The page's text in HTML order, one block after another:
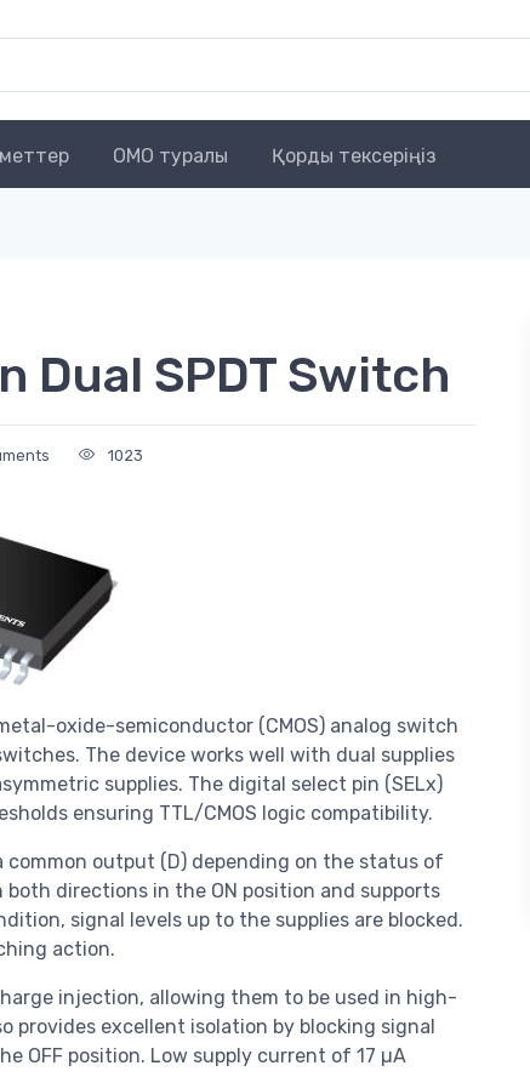
OMO туралы Қорды тексеріңіз
Dual SPDT Switch
1023
oxide-semiconductor (CMOS) analog switch
The device works well with dual supplies
supplies. The digital select pin (SELx)
ensuring TTL/CMOS logic compatibility.
common output (D) depending on the status of
directions in the ON position and supports
signal levels up to the supplies are blocked.
action.
injection, allowing them to be used in high-
provides excellent isolation by blocking signal
OFF position. Low supply current of 17 µA